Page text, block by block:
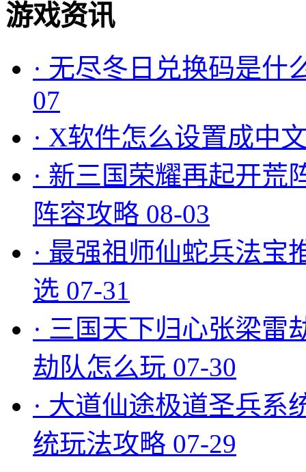
游戏资讯
· 无尽冬日兑换码是什
07
· X软件怎么设置成中
· 新三国荣耀再起开荒
阵容攻略 08-03
· 最强祖师仙蛇兵法宝
选 07-31
· 三国天下归心张梁雷
劫队怎么玩 07-30
· 大道仙途极道圣兵系
统玩法攻略 07-29